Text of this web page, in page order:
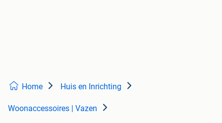
Home Huis en Inrichting
Woonaccessoires | Vazen